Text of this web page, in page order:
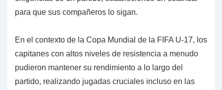
para que sus compañeros lo sigan.
En el contexto de la Copa Mundial de la FIFA U-17, los
capitanes con altos niveles de resistencia a menudo
pudieron mantener su rendimiento a lo largo del
partido, realizando jugadas cruciales incluso en las